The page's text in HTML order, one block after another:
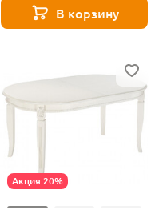
золото 615231В корзину
Акция 20%